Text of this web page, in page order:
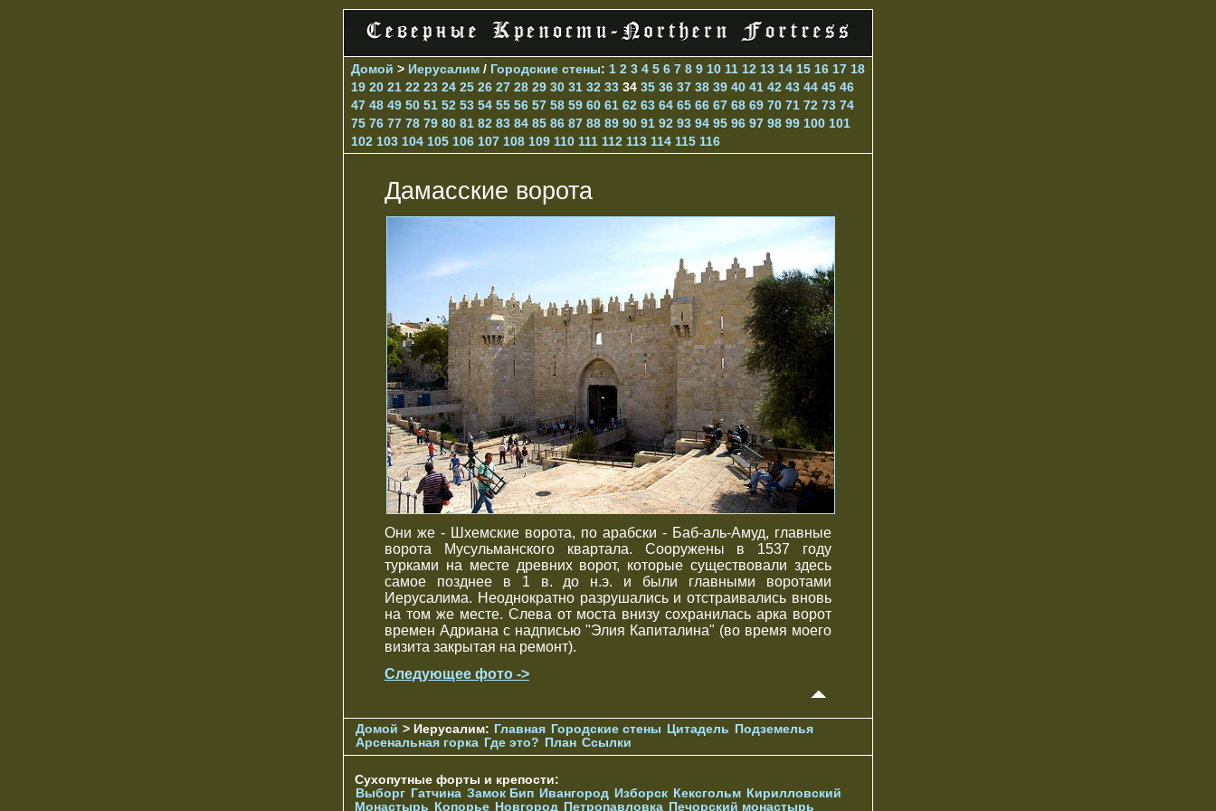
Домой > Иерусалим / Городские стены: 1 2 3 4 5 6 7 8 9 10 11 12 13 14 15 16 17 18
19 20 21 22 23 24 25 26 27 28 29 30 31 32 33 34 35 36 37 38 39 40 41 42 43 44 45 46
47 48 49 50 51 52 53 54 55 56 57 58 59 60 61 62 63 64 65 66 67 68 69 70 71 72 73 74
75 76 77 78 79 80 81 82 83 84 85 86 87 88 89 90 91 92 93 94 95 96 97 98 99 100 101
102 103 104 105 106 107 108 109 110 111 112 113 114 115 116
Дамасские ворота
Они же - Шхемские ворота, по арабски - Баб-аль-Амуд, главные
ворота Мусульманского квартала. Сооружены в 1537 году
турками на месте древних ворот, которые существовали здесь
самое позднее в 1 в. до н.э. и были главными воротами
Иерусалима. Неоднократно разрушались и отстраивались вновь
на том же месте. Слева от моста внизу сохранилась арка ворот
времен Адриана с надписью "Элия Капиталина" (во время моего
визита закрытая на ремонт).
Следующее фото ->
Домой > Иерусалим: Главная Городские стены Цитадель
Подземелья
Арсенальная горка Где это? План Ссылки
Сухопутные форты и крепости:
Выборг Гатчина Замок Бип Ивангород Изборск Кексгольм Кирилловский
Монастырь
Копорье Новгород Петропавловка Печорcкий монастырь